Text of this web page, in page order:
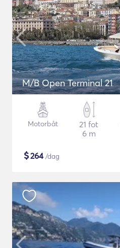
M/B Open Terminal 21
Motorbåt
21 fot
6 m
$264/dag